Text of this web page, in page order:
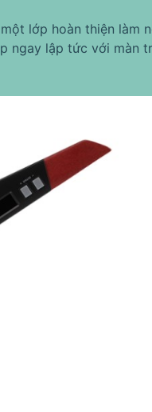
lớp hoàn thiện làm
ngay lập tức với màn